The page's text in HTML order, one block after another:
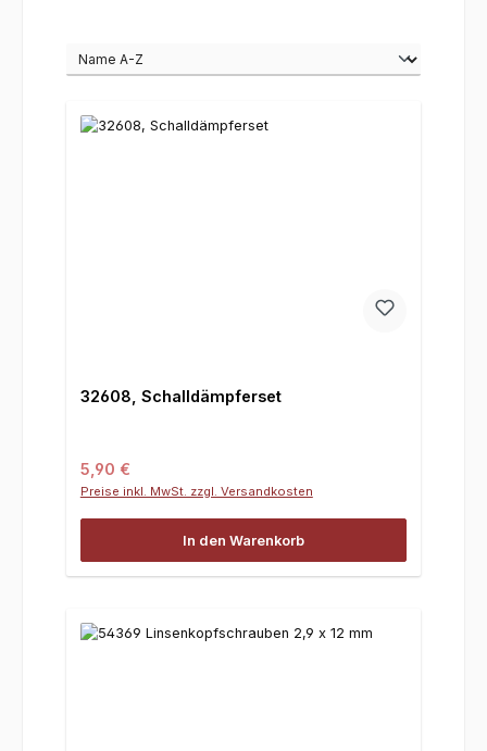
32608, Schalldämpferset
Regulärer Preis:
5,90 €
Preise inkl. MwSt. zzgl. Versandkosten
In den Warenkorb